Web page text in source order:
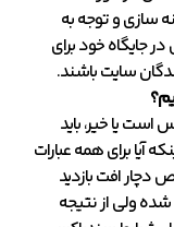
سازی و توجه به
جایگاه خود برای
سایت باشند.
یا خیر، باید
آیا برای همه عبارات
دچار افت بازدید
ولی از نتیجه